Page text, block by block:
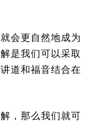
会更自然地成为
是我们可以采取
道和福音结合在
，那么我们就可